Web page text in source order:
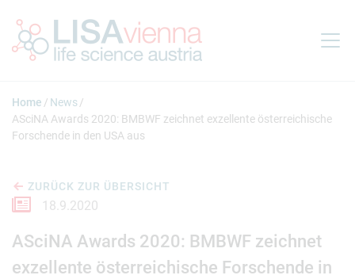
Home
News
ASciNA Awards 2020: BMBWF zeichnet exzellente österreichische
Forschende in den USA aus
ZURÜCK ZUR ÜBERSICHT
18.9.2020
ASciNA Awards 2020: BMBWF zeichnet
exzellente österreichische Forschende in